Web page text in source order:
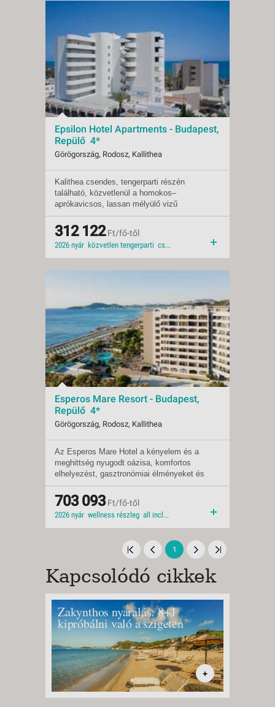
2026 nyár közvetlen tengerparti családi szoba 2026 kavicsos-homokos tengerpart csendes környék
Epsilon Hotel Apartments - Budapest,
Repülő 4*
Görögország, Rodosz, Kallithea
Indulások:
2026.08.08-tól
Időpontok:
6 db
Ellátás:
önellátás
Típus:
Tengerparti üdülés
Besorolás:
Szállás:
Aparthotel
Utazás:
menetrendszerinti járattal
Kalithea csendes, tengerparti részén
található, közvetlenül a homokos–
aprókavicsos, lassan mélyülő vizű
tengerpart közelében.
312 122Ft/fő-től
2026 nyár wellness részleg all inclusive 2026 családbarát wellness közvetlen tengerparti homokos, helyenként aprókavicsos tengerpart családi szoba
Esperos Mare Resort - Budapest,
Repülő 4*
Görögország, Rodosz, Kallithea
Indulások:
2026.08.08-tól
Időpontok:
6 db
Ellátás:
all inclusive
Típus:
Tengerparti üdülés
Besorolás:
Szállás:
Hotel
Utazás:
menetrendszerinti járattal
Az Esperos Mare Hotel a kényelem és a
meghittség nyugodt oázisa, komfortos
elhelyezést, gasztronómiai élményeket és
szolgáltatásainak széles skáláját kínálja az
idelátogatóknak.
703 093Ft/fő-től
1
Kapcsolódó cikkek
Zakynthos nyaralás: 8+1
kipróbálni való a szigeten
+